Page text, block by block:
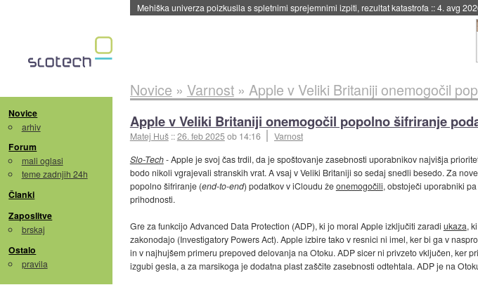
Evropska vesoljska agencija razvija svojo raketo za večkratno uporabo::4. avg 2026 ob
Novice
arhiv
Forum
mali oglasi
teme zadnjih 24h
Članki
Zaposlitve
brskaj
Ostalo
pravila
Novice » Varnost» Apple v Veliki Britaniji onemogočil
Apple v Veliki Britaniji onemogočil popolno šifriranje
Matej Huš ::26. feb 2025ob 14:16
Varnost
Slo-Tech- Apple je svoj čas trdil, da je spoštovanje zasebnosti uporabnikov najvišja
bodo nikoli vgrajevali stranskih vrat. A vsaj v Veliki Britaniji so sedaj snedli besedo. Za
popolno šifriranje (end-to-end) podatkov v iCloudu žeonemogočili, obstoječi uporabniki
prihodnosti.
Gre za funkcijo Advanced Data Protection (ADP), ki jo moral Apple izključiti zaradi ukaza,
zakonodajo (Investigatory Powers Act). Apple izbire tako v resnici ni imel, ker bi ga v
in v najhujšem primeru prepoved delovanja na Otoku. ADP sicer ni privzeto vključen, ker
izgubi gesla, a za marsikoga je dodatna plast zaščite zasebnosti odtehtala. ADP je na